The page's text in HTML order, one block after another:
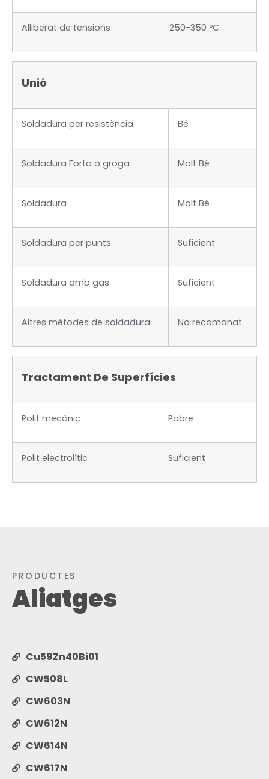
Alliberat de tensions 250-350 ºC
Unió
Soldadura per resistència Bé
Soldadura Forta o groga Molt Bé
Soldadura Molt Bé
Soldadura per punts Suficient
Soldadura amb gas Suficient
Altres mètodes de soldadura No recomanat
Tractament De Superfícies
Polit mecànic Pobre
Polit electrolític Suficient
PRODUCTES
Aliatges
Cu59Zn40Bi01
CW508L
CW603N
CW612N
CW614N
CW617N